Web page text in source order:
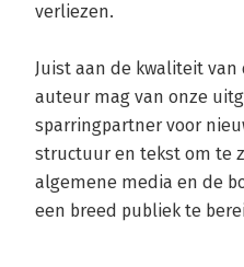
verliezen.
Juist aan de kwaliteit
auteur mag van onze
sparringpartner voor
structuur en tekst om te
algemene media en de
een breed publiek te